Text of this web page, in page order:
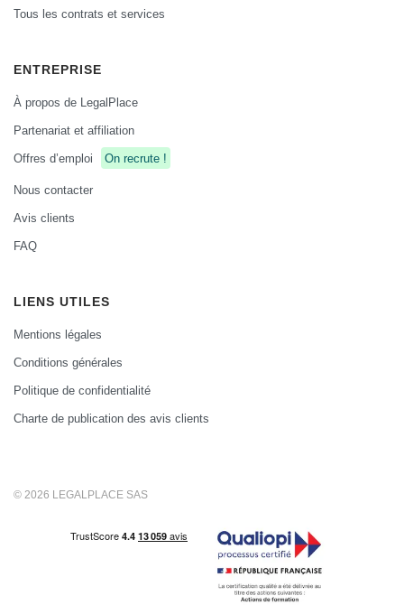
Tous les contrats et services
ENTREPRISE
À propos de LegalPlace
Partenariat et affiliation
Offres d’emploi
On recrute !
Nous contacter
Avis clients
FAQ
LIENS UTILES
Mentions légales
Conditions générales
Politique de confidentialité
Charte de publication des avis clients
© 2026 LEGALPLACE SAS